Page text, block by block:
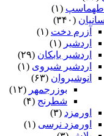
طهماسپ‏ (۱)
(۳۴۰)
آزرم دخت (۱)
اردشیر (۱)
اردشیر بابکان (۲۹)
اردشیر شیروی (۱)
انوشیروان (۶۳)
بوزرجمهر (۱۲)
شطرنج (۴)
اورمزد (۳)
اورمزد نرسى‏ (۱)